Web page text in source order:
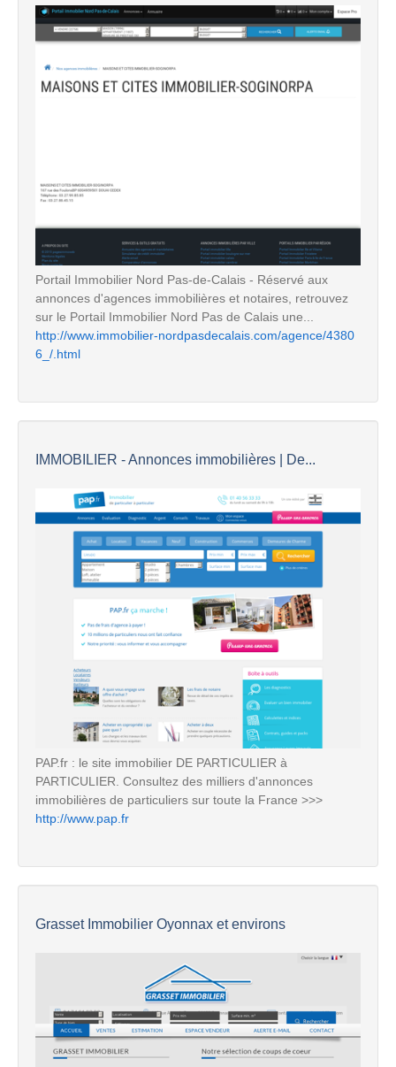
Portail Immobilier Nord Pas-de-Calais - Réservé aux
annonces d'agences immobilières et notaires, retrouvez
sur le Portail Immobilier Nord Pas de Calais une...
http://www.immobilier-nordpasdecalais.com/agence/4380
6_/.html
IMMOBILIER - Annonces immobilières | De...
PAP.fr : le site immobilier DE PARTICULIER à
PARTICULIER. Consultez des milliers d'annonces
immobilières de particuliers sur toute la France >>>
http://www.pap.fr
Grasset Immobilier Oyonnax et environs